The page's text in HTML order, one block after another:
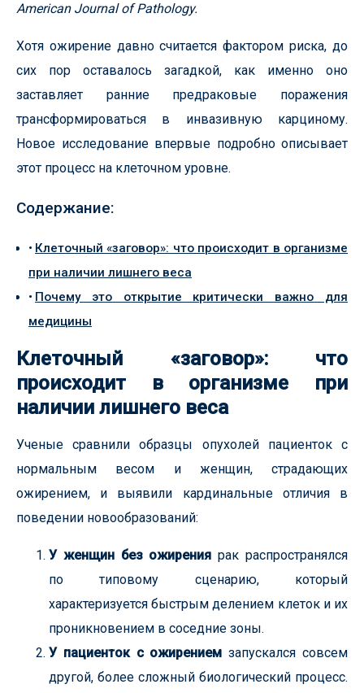
American Journal of Pathology.
Хотя ожирение давно считается фактором риска, до
сих пор оставалось загадкой, как именно оно
заставляет ранние предраковые поражения
трансформироваться в инвазивную карциному.
Новое исследование впервые подробно описывает
этот процесс на клеточном уровне.
Содержание:
Клеточный «заговор»: что происходит в организме
при наличии лишнего веса
Почему это открытие критически важно для
медицины
Клеточный «заговор»: что
происходит в организме при
наличии лишнего веса
Ученые сравнили образцы опухолей пациенток с
нормальным весом и женщин, страдающих
ожирением, и выявили кардинальные отличия в
поведении новообразований:
У женщин без ожирения рак распространялся
по типовому сценарию, который
характеризуется быстрым делением клеток и их
проникновением в соседние зоны.
У пациенток с ожирением запускался совсем
другой, более сложный биологический процесс.